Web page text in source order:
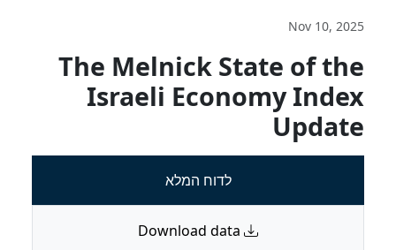
Nov 10, 2025
The Melnick State of the
Israeli Economy Index
Update
לדוח המלא